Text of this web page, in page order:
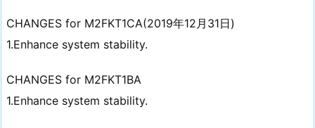
CHANGES for M2FKT1CA(2019年12月31日)
1.Enhance system stability.
CHANGES for M2FKT1BA
1.Enhance system stability.